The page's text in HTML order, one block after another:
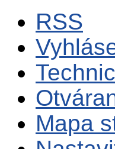
RSS
Mapa